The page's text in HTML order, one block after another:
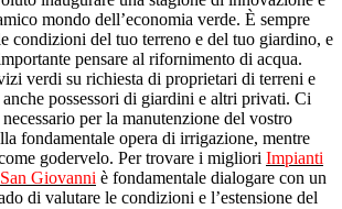
mondo dell’economia verde. È sempre
condizioni del tuo terreno e del tuo giardino, e
pensare al rifornimento di acqua.
verdi su richiesta di proprietari di terreni e
possessori di giardini e altri privati. Ci
per la manutenzione del vostro
fondamentale opera di irrigazione, mentre
godervelo. Per trovare i migliori Impianti
Giovanni è fondamentale dialogare con un
di valutare le condizioni e l’estensione del